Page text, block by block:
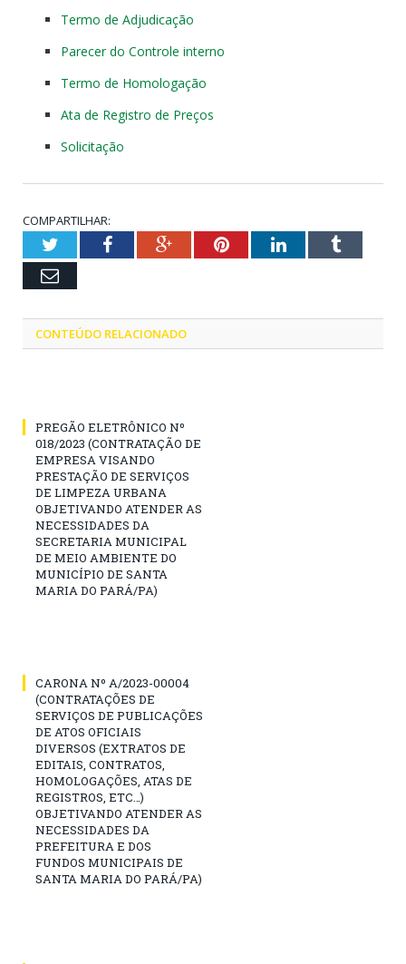
Termo de Adjudicação
Parecer do Controle interno
Termo de Homologação
Ata de Registro de Preços
Solicitação
COMPARTILHAR:
TwitterFacebookGoogle+PinterestLinkedInTumblr
Email
CONTEÚDO RELACIONADO
PREGÃO ELETRÔNICO Nº
018/2023 (CONTRATAÇÃO DE
EMPRESA VISANDO
PRESTAÇÃO DE SERVIÇOS
DE LIMPEZA URBANA
OBJETIVANDO ATENDER AS
NECESSIDADES DA
SECRETARIA MUNICIPAL
DE MEIO AMBIENTE DO
MUNICÍPIO DE SANTA
MARIA DO PARÁ/PA)
CARONA Nº A/2023-00004
(CONTRATAÇÕES DE
SERVIÇOS DE PUBLICAÇÕES
DE ATOS OFICIAIS
DIVERSOS (EXTRATOS DE
EDITAIS, CONTRATOS,
HOMOLOGAÇÕES, ATAS DE
REGISTROS, ETC…)
OBJETIVANDO ATENDER AS
NECESSIDADES DA
PREFEITURA E DOS
FUNDOS MUNICIPAIS DE
SANTA MARIA DO PARÁ/PA)